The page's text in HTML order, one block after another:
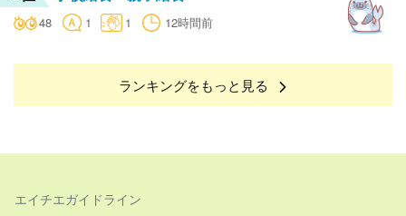
48 1 1 12時間前
ランキングをもっと見る
エイチエガイドライン